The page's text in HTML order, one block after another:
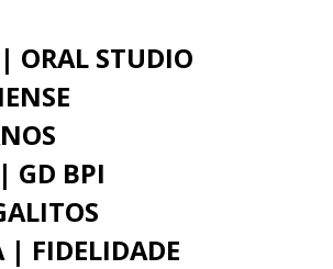
ORAL STUDIO
GD BPI
| FIDELIDADE